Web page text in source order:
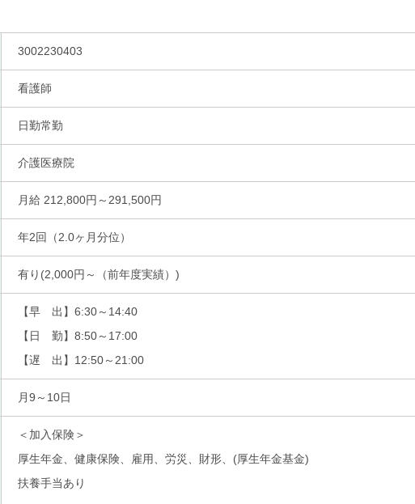
3002230403
看護師
日勤常勤
介護医療院
月給 212,800円～291,500円
年2回（2.0ヶ月分位）
有り(2,000円～（前年度実績）)
【早 出】6:30～14:40
【日 勤】8:50～17:00
【遅 出】12:50～21:00
月9～10日
＜加入保険＞
厚生年金、健康保険、雇用、労災、財形、(厚生年金基金)
扶養手当あり